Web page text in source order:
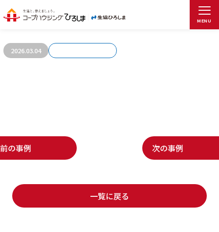
MENU
お客さまの声26
2026.03.04
前の事例 次の事例
一覧に戻る